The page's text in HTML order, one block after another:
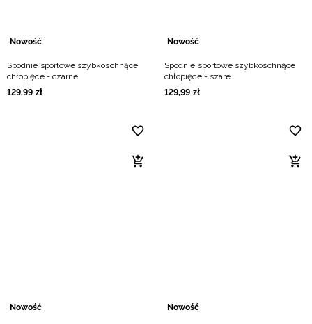
Nowość
Spodnie sportowe szybkoschnące
chłopięce - czarne
129,99 zł
Nowość
Spodnie sportowe szybkoschnące
chłopięce - szare
129,99 zł
Nowość Nowość